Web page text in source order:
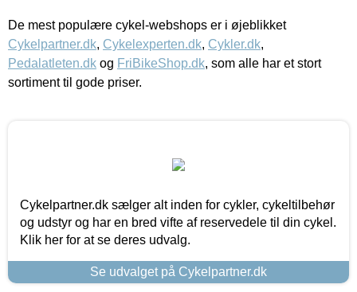
De mest populære cykel-webshops er i øjeblikket
Cykelpartner.dk, Cykelexperten.dk, Cykler.dk,
Pedalatleten.dk og FriBikeShop.dk, som alle har et stort
sortiment til gode priser.
Cykelpartner.dk sælger alt inden for cykler, cykeltilbehør
og udstyr og har en bred vifte af reservedele til din cykel.
Klik her for at se deres udvalg.
Se udvalget på Cykelpartner.dk